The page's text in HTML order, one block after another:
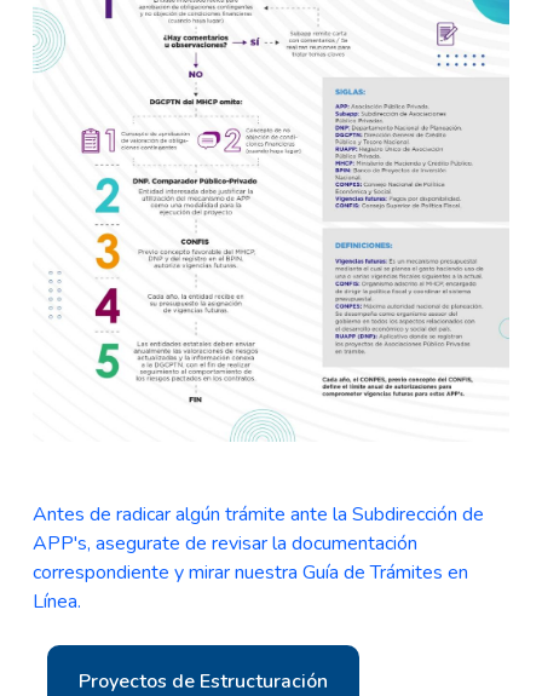
Antes de radicar algún trámite ante la Subdirección de
APP's, asegurate de revisar la documentación
correspondiente y mirar nuestra Guía de Trámites en
Línea.
Proyectos de Estructuración